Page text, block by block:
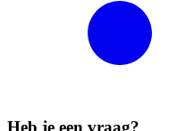
Heb je een vraag?